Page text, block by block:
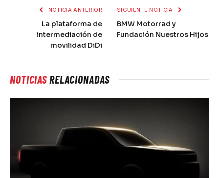
NOTICIA ANTERIOR
La plataforma de
intermediación de
movilidad DiDi
SIGUIENTE NOTICIA
BMW Motorrad y
Fundación Nuestros Hijos
NOTICIASRELACIONADAS